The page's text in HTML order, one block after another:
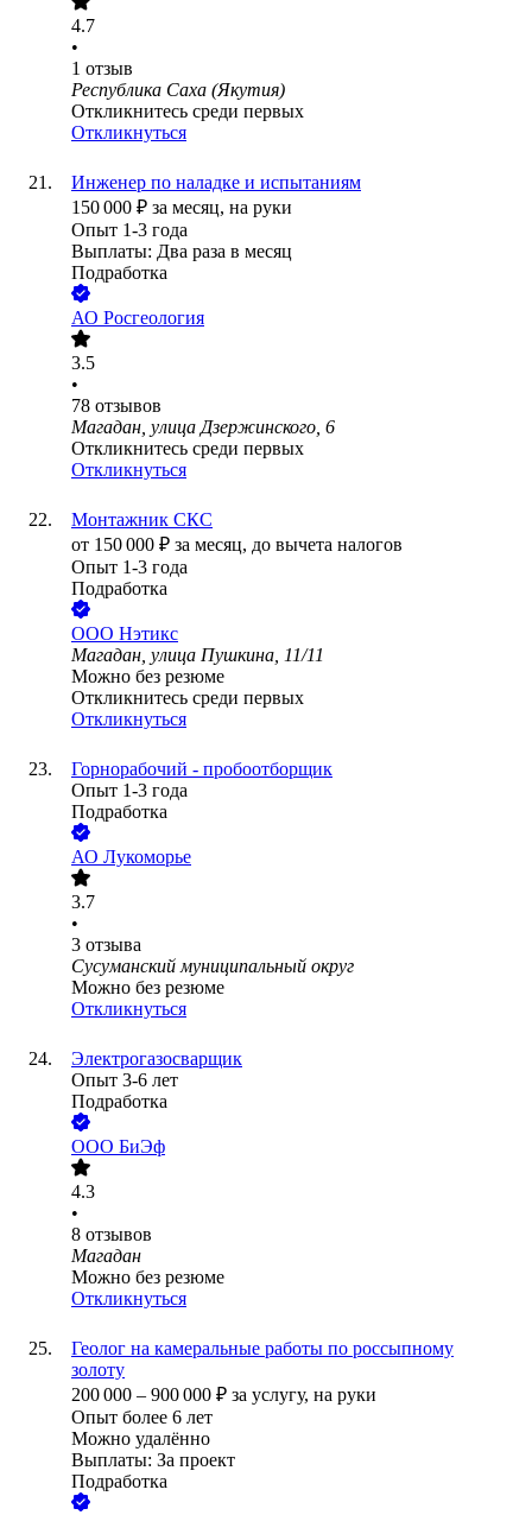
4.7
•
1 отзыв
Республика Саха (Якутия)
Откликнитесь среди первых
Откликнуться
Инженер по наладке и испытаниям
150 000 ₽ за месяц, на руки
Опыт 1-3 года
Выплаты: Два раза в месяц
Подработка
АО Росгеология
3.5
•
78 отзывов
Магадан, улица Дзержинского, 6
Откликнитесь среди первых
Откликнуться
Монтажник СКС
от 150 000 ₽ за месяц, до вычета налогов
Опыт 1-3 года
Подработка
ООО Нэтикс
Магадан, улица Пушкина, 11/11
Можно без резюме
Откликнитесь среди первых
Откликнуться
Горнорабочий - пробоотборщик
Опыт 1-3 года
Подработка
АО Лукоморье
3.7
•
3 отзыва
Сусуманский муниципальный округ
Можно без резюме
Откликнуться
Электрогазосварщик
Опыт 3-6 лет
Подработка
ООО БиЭф
4.3
•
8 отзывов
Магадан
Можно без резюме
Откликнуться
Геолог на камеральные работы по россыпному
золоту
200 000 – 900 000 ₽ за услугу, на руки
Опыт более 6 лет
Можно удалённо
Выплаты: За проект
Подработка